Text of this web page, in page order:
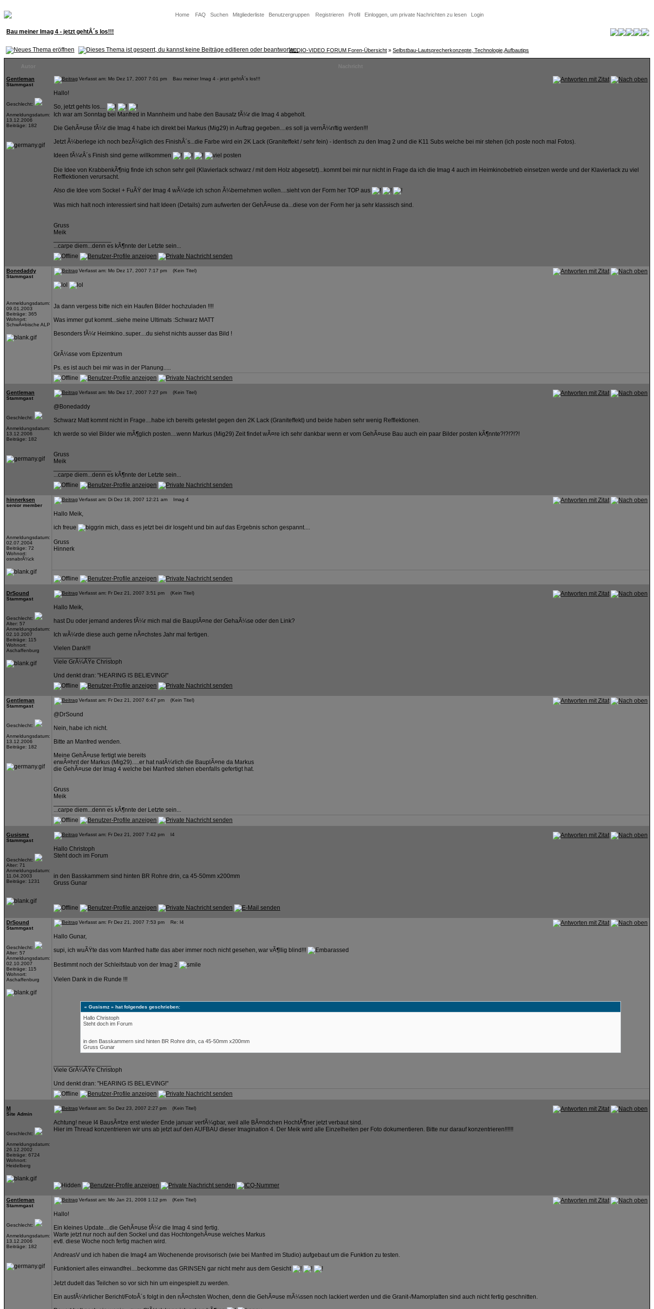
Home FAQ Suchen Mitgliederliste Benutzergruppen Registrieren Profil Einloggen, um private Nachrichten zu lesen Login
Bau meiner Imag 4 - jetzt gehtÂ´s los!!!
AUDIO-VIDEO FORUM Foren-Übersicht » Selbstbau-Lautsprecherkonzepte, Technologie,Aufbautips
Gentleman
Stammgast
Geschlecht:
Anmeldungsdatum:
13.12.2006
Beiträge: 182
Verfasst am: Mo Dez 17, 2007 7:01 pm Bau meiner Imag 4 - jetzt gehtÂ´s los!!!
Hallo!
So, jetzt gehts los....
Ich war am Sonntag bei Manfred in Mannheim und habe den Bausatz fÃ¼r die Imag 4 abgeholt.
Die GehÃ¤use fÃ¼r die Imag 4 habe ich direkt bei Markus (Mig29) in Auftrag gegeben....es soll ja vernÃ¼nftig werden!!!
Jetzt Ã¼berlege ich noch bezÃ¼glich des FinishÂ´s...die Farbe wird ein 2K Lack (Graniteffekt / sehr fein) - identisch zu den Imag 2 und die K11 Subs welche bei mir stehen (ich poste noch mal Fotos).
Ideen fÃ¼rÂ´s Finish sind gerne willkommen
Die Idee von KrabbenkÃ¶nig finde ich schon sehr geil (Klavierlack schwarz / mit dem Holz abgesetzt)...kommt bei mir nur nicht in Frage da ich die Imag 4 auch im Heimkinobetrieb einsetzen werde und der Klavierlack zu viel
Refflektionen verursacht.
Also die Idee vom Sockel + FuÃŸ der Imag 4 wÃ¼rde ich schon Ã¼bernehmen wollen....sieht von der Form her TOP aus
Was mich halt noch interessiert sind halt Ideen (Details) zum aufwerten der GehÃ¤use da...diese von der Form her ja sehr klassisch sind.
Gruss
Meik
...carpe diem...denn es kÃ¶nnte der Letzte sein...
Bonedaddy
Stammgast
Anmeldungsdatum:
09.01.2003
Beiträge: 365
Wohnort:
SchwÃ¤bische ALP
Verfasst am: Mo Dez 17, 2007 7:17 pm (Kein Titel)
Ja dann vergess bitte nich ein Haufen Bilder hochzuladen !!!!
Was immer gut kommt...siehe meine Ultimats :Schwarz MATT
Besonders fÃ¼r Heimkino..super....du siehst nichts ausser das Bild !
GrÃ¼sse vom Epizentrum
Ps. es ist auch bei mir was in der Planung.....
Gentleman
Stammgast
Geschlecht:
Anmeldungsdatum:
13.12.2006
Beiträge: 182
Verfasst am: Mo Dez 17, 2007 7:27 pm (Kein Titel)
@Bonedaddy
Schwarz Matt kommt nicht in Frage....habe ich bereits getestet gegen den 2K Lack (Graniteffekt) und beide haben sehr wenig Refflektionen.
Ich werde so viel Bilder wie mÃ¶glich posten....wenn Markus (Mig29) Zeit findet wÃ¤re ich sehr dankbar wenn er vom GehÃ¤use Bau auch ein paar Bilder posten kÃ¶nnte?!?!?!?!
Gruss
Meik
...carpe diem...denn es kÃ¶nnte der Letzte sein...
hinnerksen
senior member
Anmeldungsdatum:
02.07.2004
Beiträge: 72
Wohnort:
osnabrÃ¼ck
Verfasst am: Di Dez 18, 2007 12:21 am Imag 4
Hallo Meik,
ich freue
mich, dass es jetzt bei dir losgeht und bin auf das Ergebnis schon gespannt....
Gruss
Hinnerk
DrSound
Stammgast
Geschlecht:
Alter: 57
Anmeldungsdatum:
02.10.2007
Beiträge: 115
Wohnort:
Aschaffenburg
Verfasst am: Fr Dez 21, 2007 3:51 pm (Kein Titel)
Hallo Meik,
hast Du oder jemand anderes fÃ¼r mich mal die BauplÃ¤ne der GehaÃ¼se oder den Link?
Ich wÃ¼rde diese auch gerne nÃ¤chstes Jahr mal fertigen.
Vielen Dank!!!
Viele GrÃ¼ÃŸe Christoph
Und denkt dran: "HEARING IS BELIEVING!"
Gentleman
Stammgast
Geschlecht:
Anmeldungsdatum:
13.12.2006
Beiträge: 182
Verfasst am: Fr Dez 21, 2007 6:47 pm (Kein Titel)
@DrSound
Nein, habe ich nicht.
Bitte an Manfred wenden.
Meine GehÃ¤use fertigt wie bereits
erwÃ¤hnt der Markus (Mig29).....er hat natÃ¼rlich die BauplÃ¤ne da Markus
die GehÃ¤use der Imag 4 welche bei Manfred stehen ebenfalls gefertigt hat.
Gruss
Meik
...carpe diem...denn es kÃ¶nnte der Letzte sein...
Gusismz
Stammgast
Geschlecht:
Alter: 71
Anmeldungsdatum:
11.04.2003
Beiträge: 1231
Verfasst am: Fr Dez 21, 2007 7:42 pm I4
Hallo Christoph
Steht doch im Forum
in den Basskammern sind hinten BR Rohre drin, ca 45-50mm x200mm
Gruss Gunar
DrSound
Stammgast
Geschlecht:
Alter: 57
Anmeldungsdatum:
02.10.2007
Beiträge: 115
Wohnort:
Aschaffenburg
Verfasst am: Fr Dez 21, 2007 7:53 pm Re: I4
Hallo Gunar,
supi, ich wuÃŸte das vom Manfred hatte das aber immer noch nicht gesehen, war vÃ¶llig blind!!!
Bestimmt noch der Schleifstaub von der Imag 2
Vielen Dank in die Runde !!!
« Gusismz » hat folgendes geschrieben:
Hallo Christoph
Steht doch im Forum
in den Basskammern sind hinten BR Rohre drin, ca 45-50mm x200mm
Gruss Gunar
Viele GrÃ¼ÃŸe Christoph
Und denkt dran: "HEARING IS BELIEVING!"
M
Site Admin
Geschlecht:
Anmeldungsdatum:
26.12.2002
Beiträge: 6724
Wohnort:
Heidelberg
Verfasst am: So Dez 23, 2007 2:27 pm (Kein Titel)
Achtung! neue I4 BausÃ¤tze erst wieder Ende januar verfÃ¼gbar, weil alle BÃ¤ndchen HochtÃ¶ner jetzt verbaut sind.
Hier im Thread konzentrieren wir uns ab jetzt auf den AUFBAU dieser Imagination 4. Der Meik wird alle Einzelheiten per Foto dokumentieren. Bitte nur darauf konzentrieren!!!!!!
Gentleman
Stammgast
Geschlecht:
Anmeldungsdatum:
13.12.2006
Beiträge: 182
Verfasst am: Mo Jan 21, 2008 1:12 pm (Kein Titel)
Hallo!
Ein kleines Update....die GehÃ¤use fÃ¼r die Imag 4 sind fertig.
Warte jetzt nur noch auf den Sockel und das HochtongehÃ¤use welches Markus
evtl. diese Woche noch fertig machen wird.
AndreasV und ich haben die Imag4 am Wochenende provisorisch (wie bei Manfred im Studio) aufgebaut um die Funktion zu testen.
Funktioniert alles einwandfrei....beckomme das GRINSEN gar nicht mehr aus dem Gesicht
Jetzt dudelt das Teilchen so vor sich hin um eingespielt zu werden.
Ein ausfÃ¼hrlicher Bericht/FotoÂ´s folgt in den nÃ¤chsten Wochen, denn die GehÃ¤use mÃ¼ssen noch lackiert werden und die Granit-/Mamorplatten sind auch nicht fertig geschnitten.